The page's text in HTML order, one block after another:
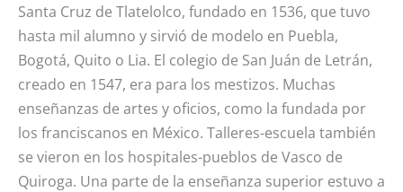
Santa Cruz de Tlatelolco, fundado en 1536, que tuvo
hasta mil alumno y sirvió de modelo en Puebla,
Bogotá, Quito o Lia. El colegio de San Juán de Letrán,
creado en 1547, era para los mestizos. Muchas
enseñanzas de artes y oficios, como la fundada por
los franciscanos en México. Talleres-escuela también
se vieron en los hospitales-pueblos de Vasco de
Quiroga. Una parte de la enseñanza superior estuvo a